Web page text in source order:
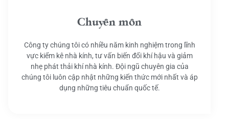
Chuyên môn
Công ty chúng tôi có nhiều năm kinh nghiệm trong lĩnh
vực kiểm kê nhà kính, tư vấn biến đổi khí hậu và giảm
nhẹ phát thải khí nhà kính. Đội ngũ chuyên gia của
chúng tôi luôn cập nhật những kiến thức mới nhất và áp
dụng những tiêu chuẩn quốc tế.